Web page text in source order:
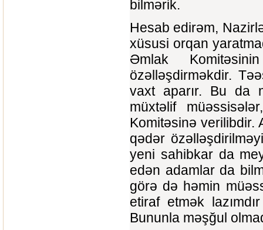
bilmərik.
Hesab edirəm,
xüsusi orqan
Əmlak
özəlləşdirməkdir.
vaxt aparır. Bu da
müxtəlif
Komitəsinə verilibdir.
qədər
yeni sahibkar da
edən adamlar da
görə də həmin
etiraf etmək
Bununla məşğul